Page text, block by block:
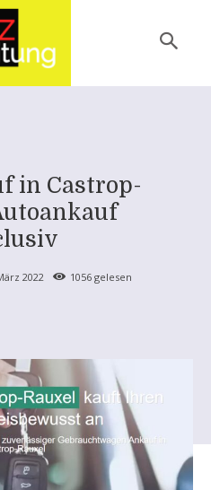
in Castrop-
2022 1056 gelesen